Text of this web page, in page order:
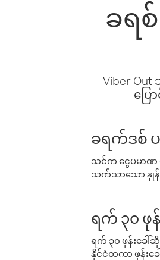
ခရ
Viber
ပြ
ခရက်ဒစ် ပ
သင်က ငွေပမာဏ
သက်သာသော နှုန်း
ရက် ၃၀ ဖု
ရက် ၃၀ ဖုန်းခေ
နိုင်ငံတကာ ဖုန်းခ